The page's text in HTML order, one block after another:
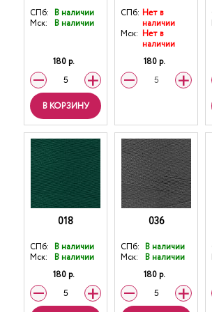
СПб: В наличии
Мск:
В наличии
180 р.
В КОРЗИНУ
СПб: Нет в
наличии
Мск: Нет в
наличии
180 р.
018
СПб: В наличии
Мск:
В наличии
180 р.
036
СПб: В наличии
Мск:
В наличии
180 р.